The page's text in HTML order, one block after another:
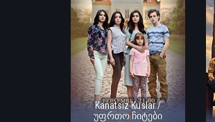
Kanatsiz Kuslar /
უფრთო ჩიტები